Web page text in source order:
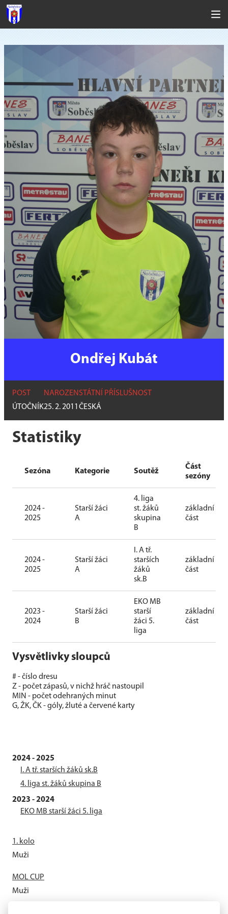
Ondřej Kubát
POST
ÚTOČNÍK
NAROZEN
25. 2. 2011
STÁTNÍ PŘÍSLUŠNOST
ČESKÁ
Statistiky
Sezóna Kategorie Soutěž
Část
sezóny
2024 -
2025
Starší žáci
A
4. liga
st. žáků
skupina
B
základní
část
2024 -
2025
Starší žáci
A
I. A tř.
starších
žáků
sk.B
základní
část
2023 -
2024
Starší žáci
B
EKO MB
starší
žáci 5.
liga
základní
část
Vysvětlivky sloupců
# - číslo dresu
Z - počet zápasů, v nichž hráč nastoupil
MIN - počet odehraných minut
G, ŽK, ČK - góly, žluté a červené karty
2024 - 2025
I. A tř. starších žáků sk.B
4. liga st. žáků skupina B
2023 - 2024
EKO MB starší žáci 5. liga
1. kolo
Muži
MOL CUP
Muži